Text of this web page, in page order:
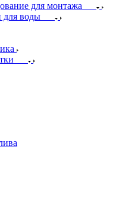
для монтажа
для воды